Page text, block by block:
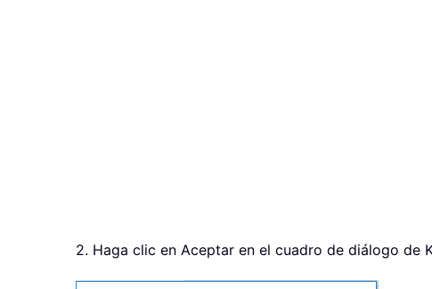
2. Haga clic en Aceptar en el cuadro de diálogo de